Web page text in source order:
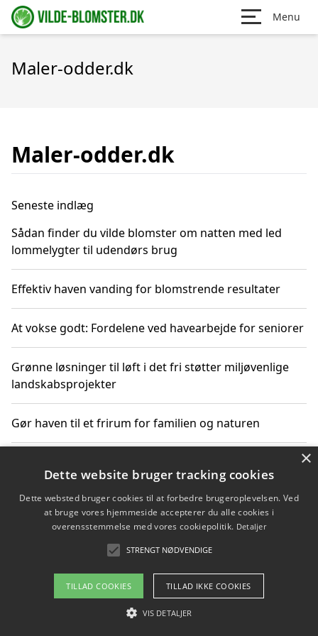
Menu
Maler-odder.dk
Maler-odder.dk
Seneste indlæg
Sådan finder du vilde blomster om natten med led
lommelygter til udendørs brug
Effektiv haven vanding for blomstrende resultater
At vokse godt: Fordelene ved havearbejde for seniorer
Grønne løsninger til løft i det fri støtter miljøvenlige
landskabsprojekter
Gør haven til et frirum for familien og naturen
Om / kontakt
Blog Betingelser
×
Dette website bruger tracking cookies
Dette websted bruger cookies til at forbedre brugeroplevelsen. Ved
at bruge vores hjemmeside accepterer du alle cookies i
overensstemmelse med vores cookiepolitik. Detaljer
STRENGT NØDVENDIGE
TILLAD COOKIES TILLAD IKKE COOKIES
VIS DETALJER